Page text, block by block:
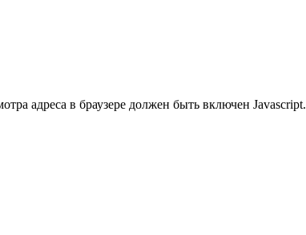
адреса в браузере должен быть включен Javascript.